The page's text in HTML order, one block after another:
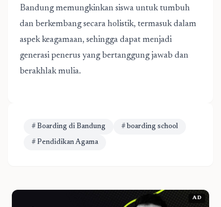
Bandung memungkinkan siswa untuk tumbuh
dan berkembang secara holistik, termasuk dalam
aspek keagamaan, sehingga dapat menjadi
generasi penerus yang bertanggung jawab dan
berakhlak mulia.
# Boarding di Bandung # boarding school
# Pendidikan Agama
AD